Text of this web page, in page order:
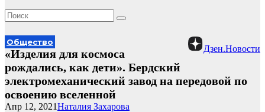
Дзен.Новости
Общество
«Изделия для космоса
рождались, как дети». Бердский
электромеханический завод на передовой по
освоению вселенной
Наталия Захарова
Апр 12, 2021